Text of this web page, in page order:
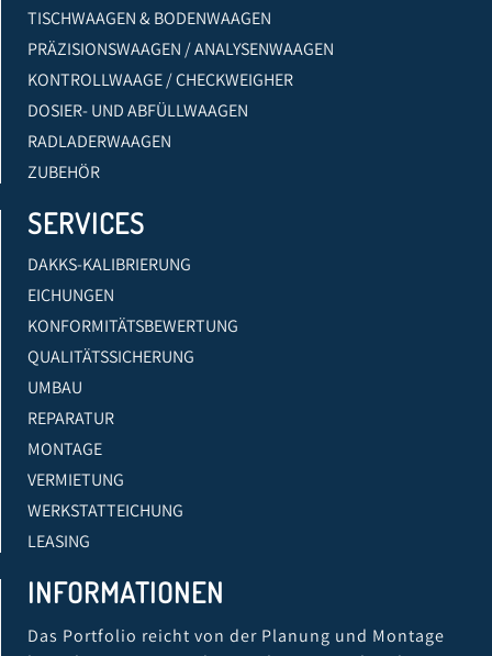
TISCHWAAGEN & BODENWAAGEN
PRÄZISIONSWAAGEN / ANALYSENWAAGEN
KONTROLLWAAGE / CHECKWEIGHER
DOSIER- UND ABFÜLLWAAGEN
RADLADERWAAGEN
ZUBEHÖR
SERVICES
DAKKS-KALIBRIERUNG
EICHUNGEN
KONFORMITÄTSBEWERTUNG
QUALITÄTSSICHERUNG
UMBAU
REPARATUR
MONTAGE
VERMIETUNG
WERKSTATTEICHUNG
LEASING
INFORMATIONEN
Das Portfolio reicht von der Planung und Montage